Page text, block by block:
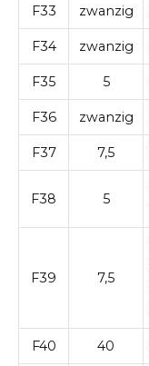
F33 zwanzig
F34 zwanzig
F35 5
F36 zwanzig
F37 7,5
F38 5
F39 7,5
F40 40